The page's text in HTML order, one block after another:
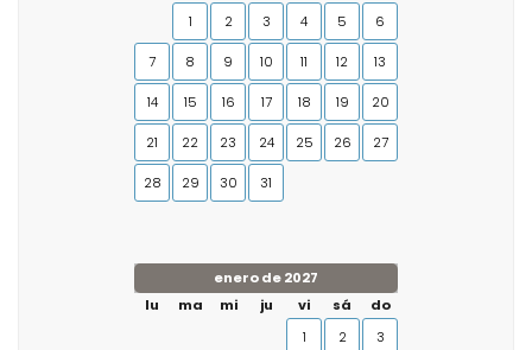
1
2 3 4 5 6
7 8 9 10 11 12 13
14 15 16 17 18 19 20
21 22 23 24 25 26 27
28 29 30 31
enero de 2027
lu
ma mi ju vi sá
do
1
2 3